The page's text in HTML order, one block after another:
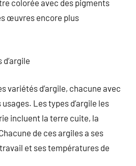
colorée avec des pigments
œuvres encore plus
variétés d’argile, chacune avec
Les types d’argile les
incluent la terre cuite, la
de ces argiles a ses
et ses températures de